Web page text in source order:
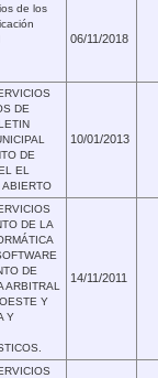
de los
06/11/2018
DE
DE
EL
ABIERTO
10/01/2013
DE LA
DE
ARBITRAL
Y
Y
14/11/2011